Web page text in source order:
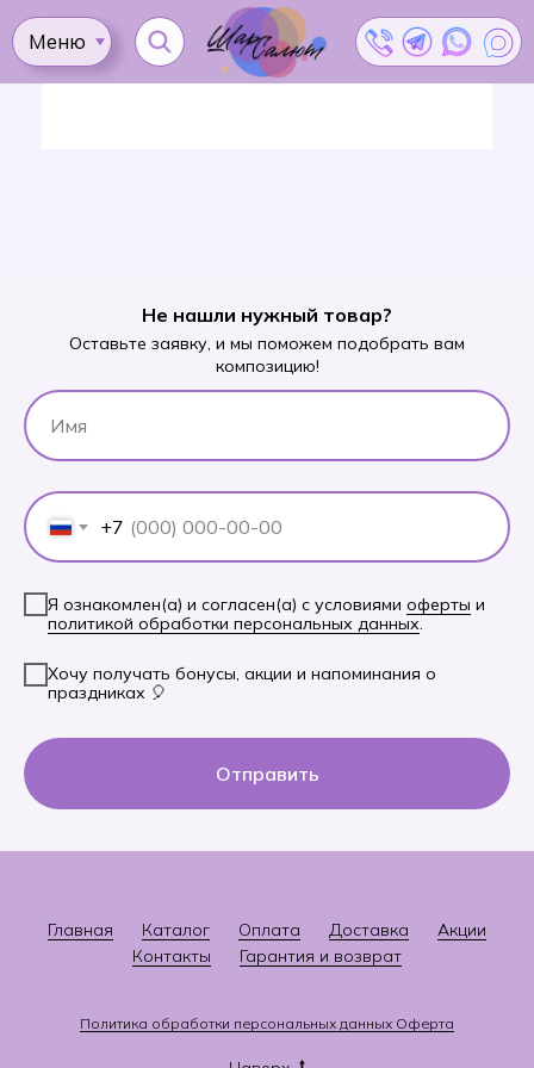
Меню
Назад в каталог
Не нашли нужный товар?
Оставьте заявку, и мы поможем подобрать вам
композицию!
+7
Я ознакомлен(а) и согласен(а) с условиями оферты и
политикой обработки персональных данных
Хочу получать бонусы, акции и напоминания о
праздниках 🎈
Отправить
Главная Каталог Оплата Доставка
Акции
Контакты
Гарантия и возврат
Политика обработки персональных данных Оферта